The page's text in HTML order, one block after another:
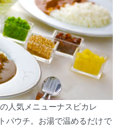
人気メニューナスビカレ
パウチ。お湯で温めるだけで